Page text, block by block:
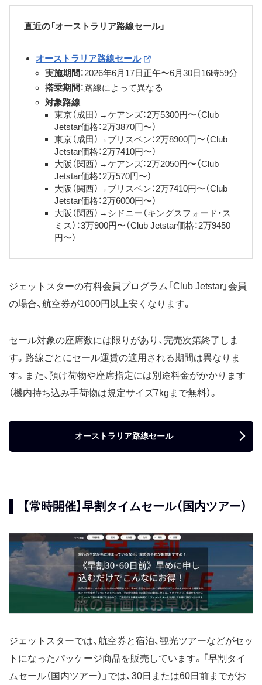
直近の「オーストラリア路線セール」
オーストラリア路線セール
実施期間 ：2026年6月17日正午〜6月30日16時59分
搭乗期間 ：路線によって異なる
対象路線
東京（成田）→ケアンズ：2万5300円〜（Club
Jetstar価格：2万3870円〜）
東京（成田）→ブリスベン：2万8900円〜（Club
Jetstar価格：2万7410円〜）
大阪（関西）→ケアンズ：2万2050円〜（Club
Jetstar価格：2万570円〜）
大阪（関西）→ブリスベン：2万7410円〜（Club
Jetstar価格：2万6000円〜）
大阪（関西）→シドニー（キングスフォード・ス
ミス）：3万900円〜（Club Jetstar価格：2万9450
円〜）
ジェットスターの有料会員プログラム「Club Jetstar」会員
の場合、航空券が1000円以上安くなります。
セール対象の座席数には限りがあり、完売次第終了しま
す。路線ごとにセール運賃の適用される期間は異なりま
す。また、預け荷物や座席指定には別途料金がかかります
（機内持ち込み手荷物は規定サイズ7kgまで無料）。
オーストラリア路線セール
【常時開催】早割タイムセール（国内ツアー）
ジェットスターでは、航空券と宿泊、観光ツアーなどがセッ
トになったパッケージ商品を販売しています。「早割タイ
ムセール（国内ツアー）」では、30日または60日前までがお